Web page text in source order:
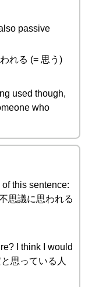
passive
れる (= 思う)
used though,
who
of this sentence:
思議に思われる
I think I would
思っている人